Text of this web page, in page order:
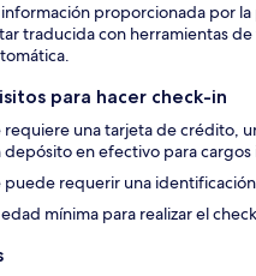
información proporcionada por
traducida con herramientas
para hacer check-in
requiere una tarjeta de crédito,
depósito en efectivo para
puede requerir una
edad mínima para realizar el